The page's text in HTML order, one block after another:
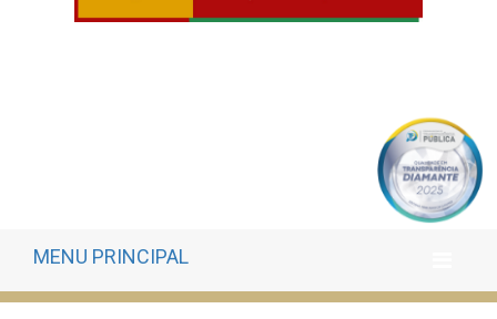
MENU PRINCIPAL